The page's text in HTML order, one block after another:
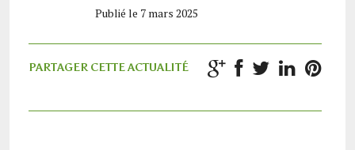
Publié le 7 mars 2025
PARTAGER CETTE ACTUALITÉ